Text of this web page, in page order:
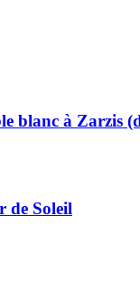
blanc à Zarzis
de Soleil